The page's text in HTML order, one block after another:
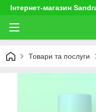
Інтернет-магазин
Товари та послуги